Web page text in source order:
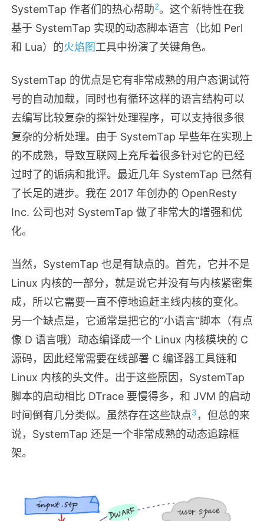
SystemTap 作者们的热心帮助2。这个新特性在我
基于 SystemTap 实现的动态脚本语言（比如 Perl
和 Lua）的火焰图工具中扮演了关键角色。
SystemTap 的优点是它有非常成熟的用户态调试符
号的自动加载，同时也有循环这样的语言结构可以
去编写比较复杂的探针处理程序，可以支持很多很
复杂的分析处理。由于 SystemTap 早些年在实现上
的不成熟，导致互联网上充斥着很多针对它的已经
过时了的诟病和批评。最近几年 SystemTap 已然有
了长足的进步。我在 2017 年创办的 OpenResty
Inc. 公司也对 SystemTap 做了非常大的增强和优
化。
当然，SystemTap 也是有缺点的。首先，它并不是
Linux 内核的一部分，就是说它并没有与内核紧密集
成，所以它需要一直不停地追赶主线内核的变化。
另一个缺点是，它通常是把它的“小语言”脚本（有点
像 D 语言哦）动态编译成一个 Linux 内核模块的 C
源码，因此经常需要在线部署 C 编译器工具链和
Linux 内核的头文件。出于这些原因，SystemTap
脚本的启动相比 DTrace 要慢得多，和 JVM 的启动
时间倒有几分类似。虽然存在这些缺点3 ，但总的来
说，SystemTap 还是一个非常成熟的动态追踪框
架。